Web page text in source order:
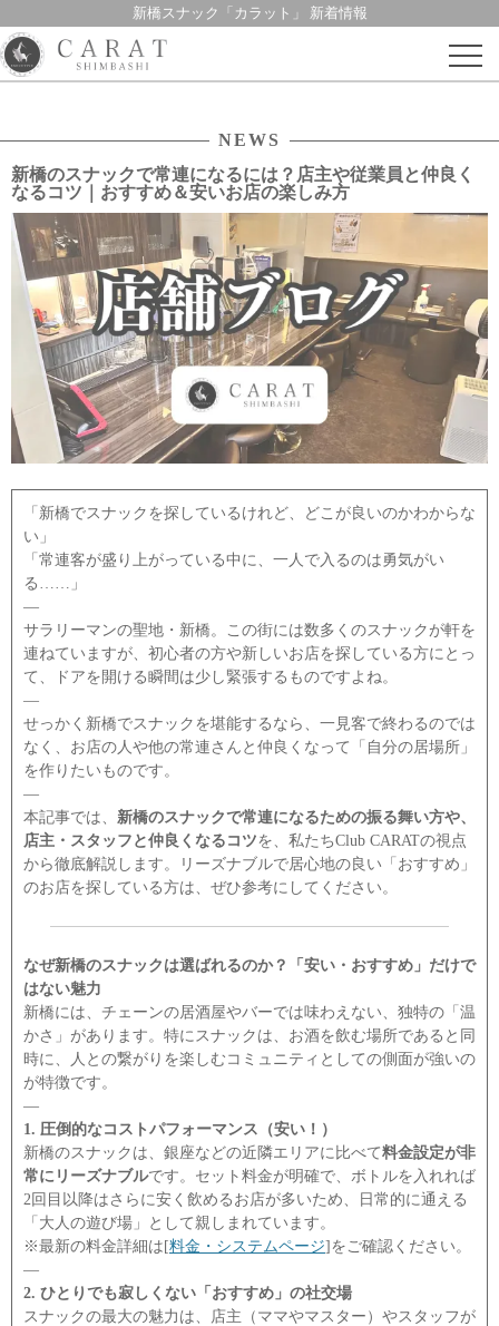
新橋スナック「カラット」 新着情報
Skip
NEWS
新橋のスナックで常連になるには？店主や従業員と仲良く
なるコツ｜おすすめ＆安いお店の楽しみ方
「新橋でスナックを探しているけれど、どこが良いのかわからな
い」
「常連客が盛り上がっている中に、一人で入るのは勇気がい
る……」
―
サラリーマンの聖地・新橋。この街には数多くのスナックが軒を
連ねていますが、初心者の方や新しいお店を探している方にとっ
て、ドアを開ける瞬間は少し緊張するものですよね。
―
せっかく新橋でスナックを堪能するなら、一見客で終わるのでは
なく、お店の人や他の常連さんと仲良くなって「自分の居場所」
を作りたいものです。
―
本記事では、 新橋のスナックで常連になるための振る舞い方や、
店主・スタッフと仲良くなるコツを、私たちClub CARATの視点
から徹底解説します。リーズナブルで居心地の良い「おすすめ」
のお店を探している方は、ぜひ参考にしてください。
なぜ新橋のスナックは選ばれるのか？「安い・おすすめ」だけで
はない魅力
新橋には、チェーンの居酒屋やバーでは味わえない、独特の「温
かさ」があります。特にスナックは、お酒を飲む場所であると同
時に、人との繋がりを楽しむコミュニティとしての側面が強いの
が特徴です。
―
1. 圧倒的なコストパフォーマンス（安い！）
新橋のスナックは、銀座などの近隣エリアに比べて料金設定が非
常にリーズナブルです。セット料金が明確で、ボトルを入れれば
2回目以降はさらに安く飲めるお店が多いため、日常的に通える
「大人の遊び場」として親しまれています。
※最新の料金詳細は[料金・システムページ]をご確認ください。
―
2. ひとりでも寂しくない「おすすめ」の社交場
スナックの最大の魅力は、店主（ママやマスター）やスタッフが